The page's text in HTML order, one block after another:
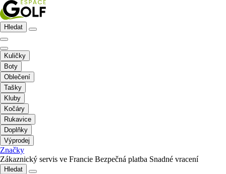
Hledat
Kuličky
Boty
Oblečení
Tašky
Kluby
Kočáry
Rukavice
Doplňky
Výprodej
Značky
Zákaznický servis ve Francie Bezpečná platba Snadné vracení
Hledat